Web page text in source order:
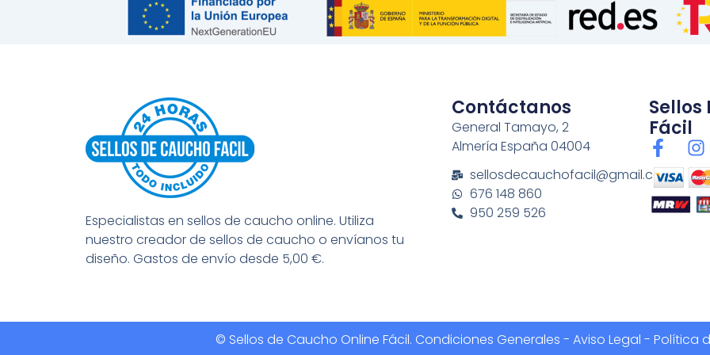
Especialistas en sellos de caucho online. Utiliza
nuestro creador de sellos de caucho o envíanos tu
diseño. Gastos de envío desde 5,00 €.
Contáctanos
General Tamayo, 2
Almería España 04004
sellosdecauchofacil@gmail.com
676 148 860
950 259 526
Sellos
Fácil
F
a
c
e
b
I
n
s
t
a
© Sellos de Caucho Online Fácil. Condiciones Generales - Aviso Legal - Política